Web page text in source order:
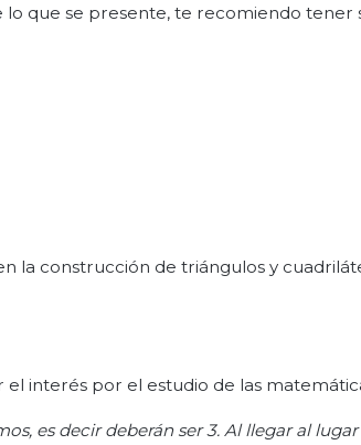
que se presente, te recomiendo tener
la construcción de triángulos y
interés por el estudio de las
es decir deberán ser 3. Al llegar al lugar